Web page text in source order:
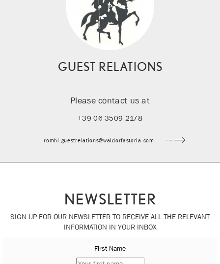
GUEST RELATIONS
Please contact us at
+39 06 3509 2178
romhi.guestrelations@waldorfastoria.com
NEWSLETTER
SIGN UP FOR OUR NEWSLETTER TO RECEIVE ALL THE RELEVANT
INFORMATION IN YOUR INBOX
First Name